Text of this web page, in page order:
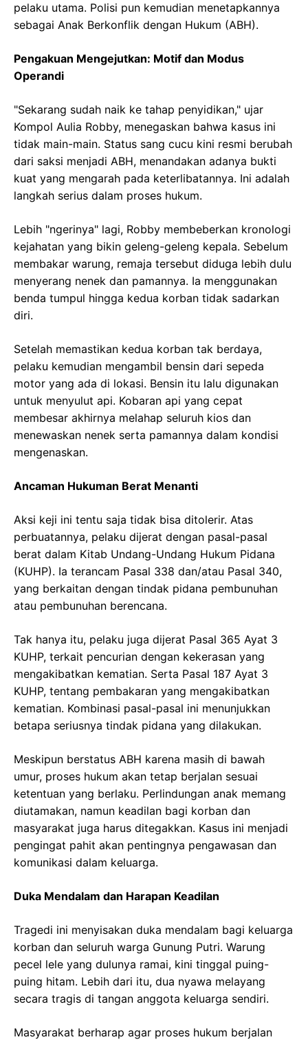
pelaku utama. Polisi pun kemudian menetapkannya
sebagai Anak Berkonflik dengan Hukum (ABH).
Pengakuan Mengejutkan: Motif dan Modus
Operandi
"Sekarang sudah naik ke tahap penyidikan," ujar
Kompol Aulia Robby, menegaskan bahwa kasus ini
tidak main-main. Status sang cucu kini resmi berubah
dari saksi menjadi ABH, menandakan adanya bukti
kuat yang mengarah pada keterlibatannya. Ini adalah
langkah serius dalam proses hukum.
Lebih "ngerinya" lagi, Robby membeberkan kronologi
kejahatan yang bikin geleng-geleng kepala. Sebelum
membakar warung, remaja tersebut diduga lebih dulu
menyerang nenek dan pamannya. Ia menggunakan
benda tumpul hingga kedua korban tidak sadarkan
diri.
Setelah memastikan kedua korban tak berdaya,
pelaku kemudian mengambil bensin dari sepeda
motor yang ada di lokasi. Bensin itu lalu digunakan
untuk menyulut api. Kobaran api yang cepat
membesar akhirnya melahap seluruh kios dan
menewaskan nenek serta pamannya dalam kondisi
mengenaskan.
Ancaman Hukuman Berat Menanti
Aksi keji ini tentu saja tidak bisa ditolerir. Atas
perbuatannya, pelaku dijerat dengan pasal-pasal
berat dalam Kitab Undang-Undang Hukum Pidana
(KUHP). Ia terancam Pasal 338 dan/atau Pasal 340,
yang berkaitan dengan tindak pidana pembunuhan
atau pembunuhan berencana.
Tak hanya itu, pelaku juga dijerat Pasal 365 Ayat 3
KUHP, terkait pencurian dengan kekerasan yang
mengakibatkan kematian. Serta Pasal 187 Ayat 3
KUHP, tentang pembakaran yang mengakibatkan
kematian. Kombinasi pasal-pasal ini menunjukkan
betapa seriusnya tindak pidana yang dilakukan.
Meskipun berstatus ABH karena masih di bawah
umur, proses hukum akan tetap berjalan sesuai
ketentuan yang berlaku. Perlindungan anak memang
diutamakan, namun keadilan bagi korban dan
masyarakat juga harus ditegakkan. Kasus ini menjadi
pengingat pahit akan pentingnya pengawasan dan
komunikasi dalam keluarga.
Duka Mendalam dan Harapan Keadilan
Tragedi ini menyisakan duka mendalam bagi keluarga
korban dan seluruh warga Gunung Putri. Warung
pecel lele yang dulunya ramai, kini tinggal puing-
puing hitam. Lebih dari itu, dua nyawa melayang
secara tragis di tangan anggota keluarga sendiri.
Masyarakat berharap agar proses hukum berjalan